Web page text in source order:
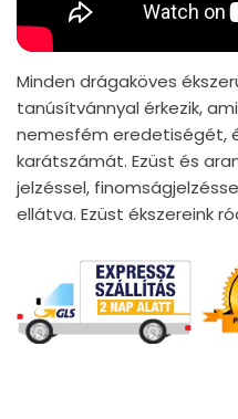
Minden drágaköves
tanúsítvánnyal érkezik,
nemesfém eredetiségét,
karátszámát. Ezüst és
jelzéssel,
ellátva. Ezüst ékszereink